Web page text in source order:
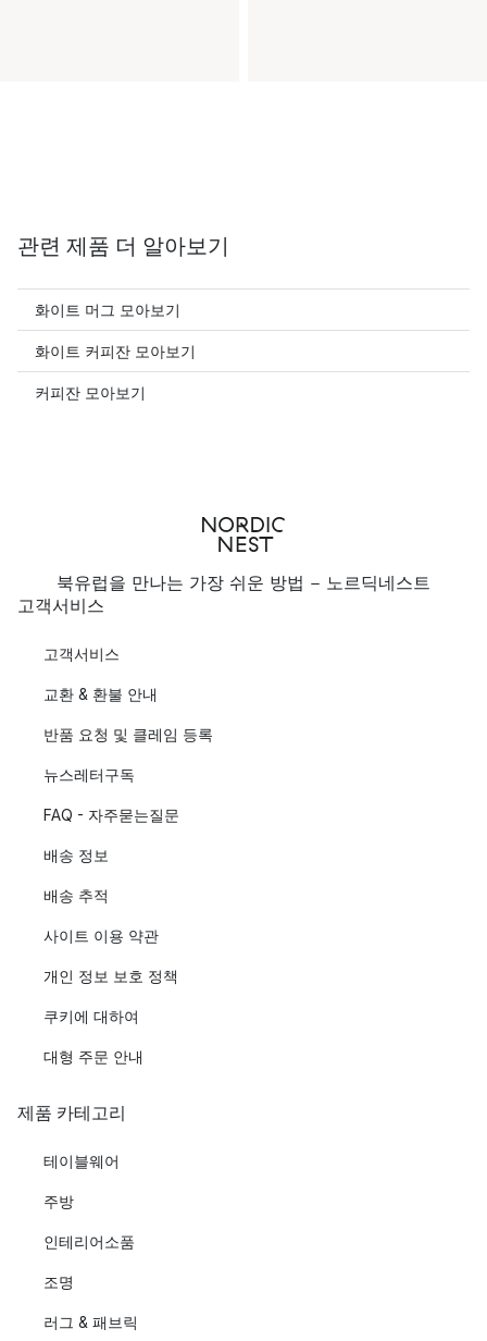
관련 제품 더 알아보기
화이트 머그 모아보기
화이트 커피잔 모아보기
커피잔 모아보기
북유럽을 만나는 가장 쉬운 방법 - 노르딕네스트
고객서비스
고객서비스
교환 & 환불 안내
반품 요청 및 클레임 등록
뉴스레터구독
FAQ - 자주묻는질문
배송 정보
배송 추적
사이트 이용 약관
개인 정보 보호 정책
쿠키에 대하여
대형 주문 안내
제품 카테고리
테이블웨어
주방
인테리어소품
조명
러그 & 패브릭